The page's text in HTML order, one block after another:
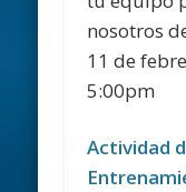
nosotros
11 de
5:00pm
Actividad